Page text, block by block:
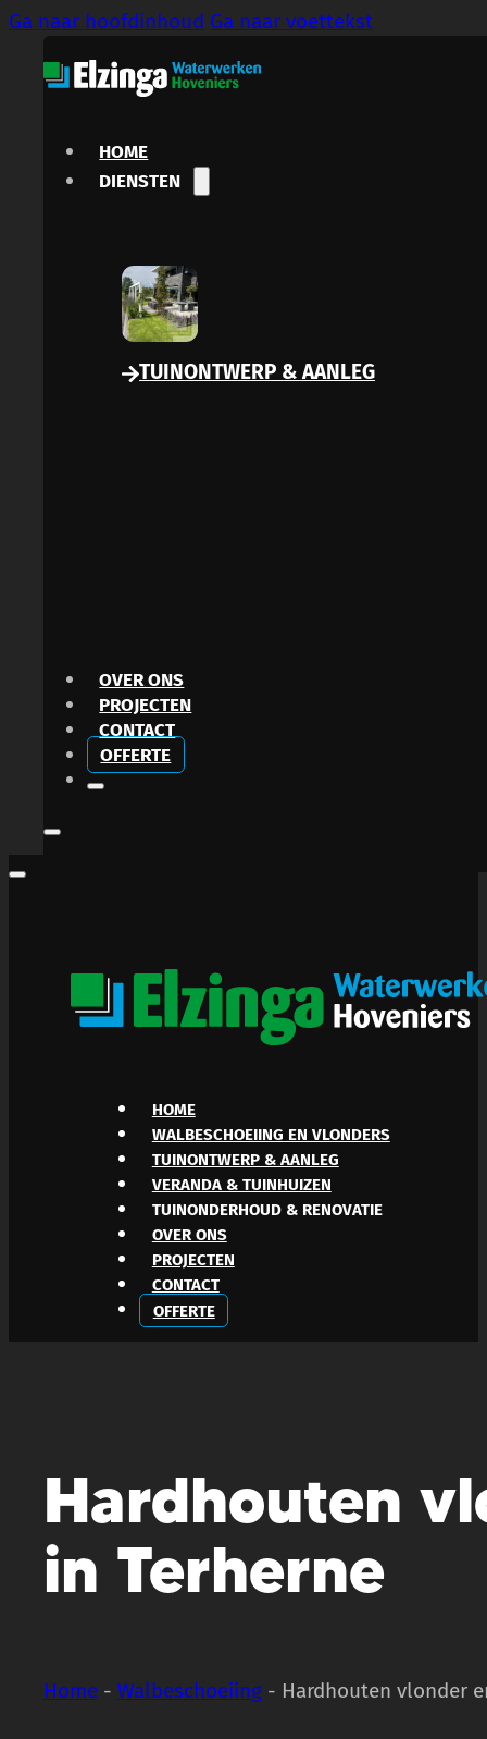
Ga naar hoofdinhoud Ga naar voettekst
HOME
DIENSTEN
TUINONTWERP & AANLEG
OVER ONS
PROJECTEN
CONTACT
OFFERTE
HOME
WALBESCHOEIING EN VLONDERS
TUINONTWERP & AANLEG
VERANDA & TUINHUIZEN
TUINONDERHOUD & RENOVATIE
OVER ONS
PROJECTEN
CONTACT
OFFERTE
Hardhouten
in Terherne
Home - Walbeschoeiing - Hardhouten vlonder